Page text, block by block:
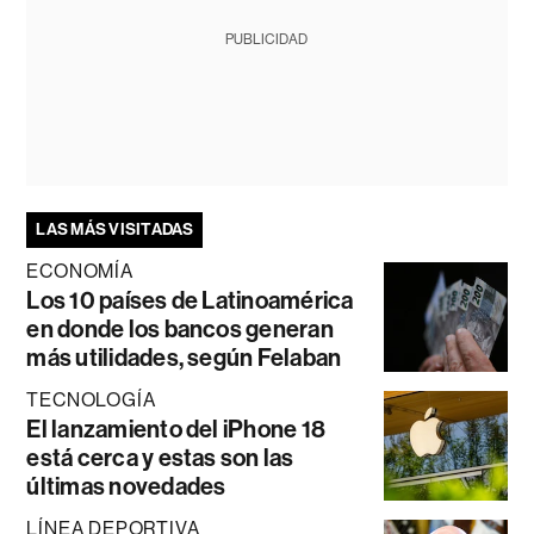
PUBLICIDAD
LAS MÁS VISITADAS
ECONOMÍA
Los 10 países de Latinoamérica
en donde los bancos generan
más utilidades, según Felaban
TECNOLOGÍA
El lanzamiento del iPhone 18
está cerca y estas son las
últimas novedades
LÍNEA DEPORTIVA